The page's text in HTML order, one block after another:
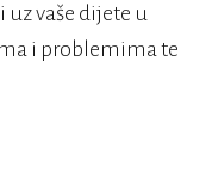
uz vaše dijete u
i problemima te